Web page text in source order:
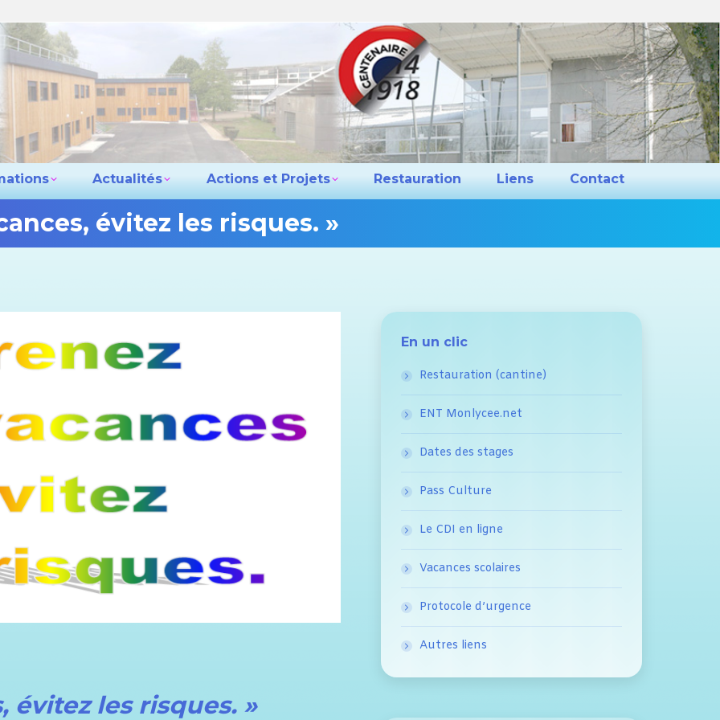
Actualités Actions et Projets Restauration Liens Contact
évitez les risques. »
êtes
évitez les risques. »
En un clic
Restauration (cantine)
ENT Monlycee.net
Dates des stages
Pass Culture
Le CDI en ligne
Vacances scolaires
Protocole d’urgence
Autres liens
lycée Actions et Projets Restauration Liens
Contact